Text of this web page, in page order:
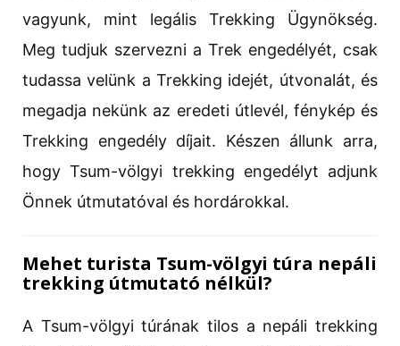
vagyunk, mint legális Trekking Ügynökség.
Meg tudjuk szervezni a Trek engedélyét, csak
tudassa velünk a Trekking idejét, útvonalát, és
megadja nekünk az eredeti útlevél, fénykép és
Trekking engedély díjait. Készen állunk arra,
hogy Tsum-völgyi trekking engedélyt adjunk
Önnek útmutatóval és hordárokkal.
Mehet turista Tsum-völgyi túra nepáli
trekking útmutató nélkül?
A Tsum-völgyi túrának tilos a nepáli trekking